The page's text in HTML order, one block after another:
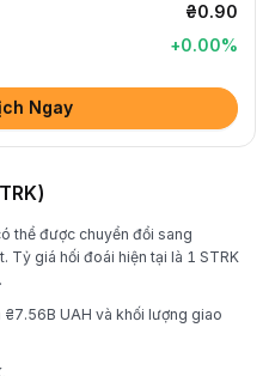
₴0.90
+0.00%
Ngay
thể được chuyển đổi sang
Tỷ giá hối đoái hiện tại là 1 STRK
UAH và khối lượng giao